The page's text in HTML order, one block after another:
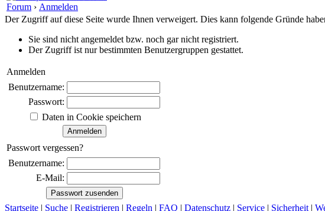
Forum › Anmelden
Der Zugriff auf diese Seite wurde Ihnen verweigert. Dies kann folgende Gründe
Sie sind nicht angemeldet bzw. noch gar nicht registriert.
Der Zugriff ist nur bestimmten Benutzergruppen gestattet.
Anmelden
Benutzername:
Passwort:
Daten in Cookie speichern
Passwort vergessen?
Benutzername:
E-Mail:
Startseite | Suche | Registrieren | Regeln | FAQ | Datenschutz | Service | Sicherheit |